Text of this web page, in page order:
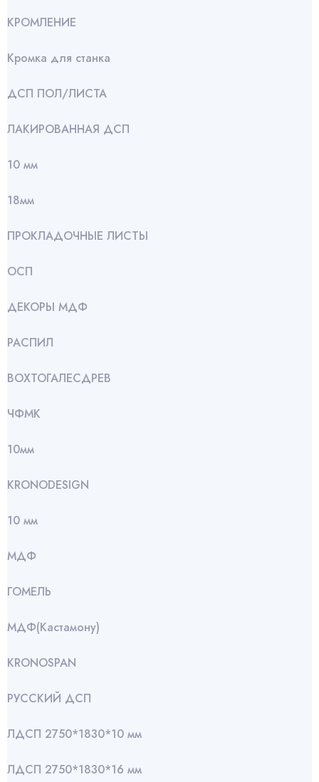
КРОМЛЕНИЕ
Кромка для станка
ДСП ПОЛ/ЛИСТА
ЛАКИРОВАННАЯ ДСП
10 мм
18мм
ПРОКЛАДОЧНЫЕ ЛИСТЫ
ОСП
ДЕКОРЫ МДФ
РАСПИЛ
ВОХТОГАЛЕСДРЕВ
ЧФМК
10мм
KRONODESIGN
10 мм
МДФ
ГОМЕЛЬ
МДФ(Кастамону)
KRONOSPAN
РУССКИЙ ДСП
ЛДСП 2750*1830*10 мм
ЛДСП 2750*1830*16 мм